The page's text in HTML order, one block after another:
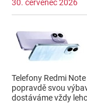
30. červenec 2026
Telefony Redmi
popravdě svou
dostáváme vždy